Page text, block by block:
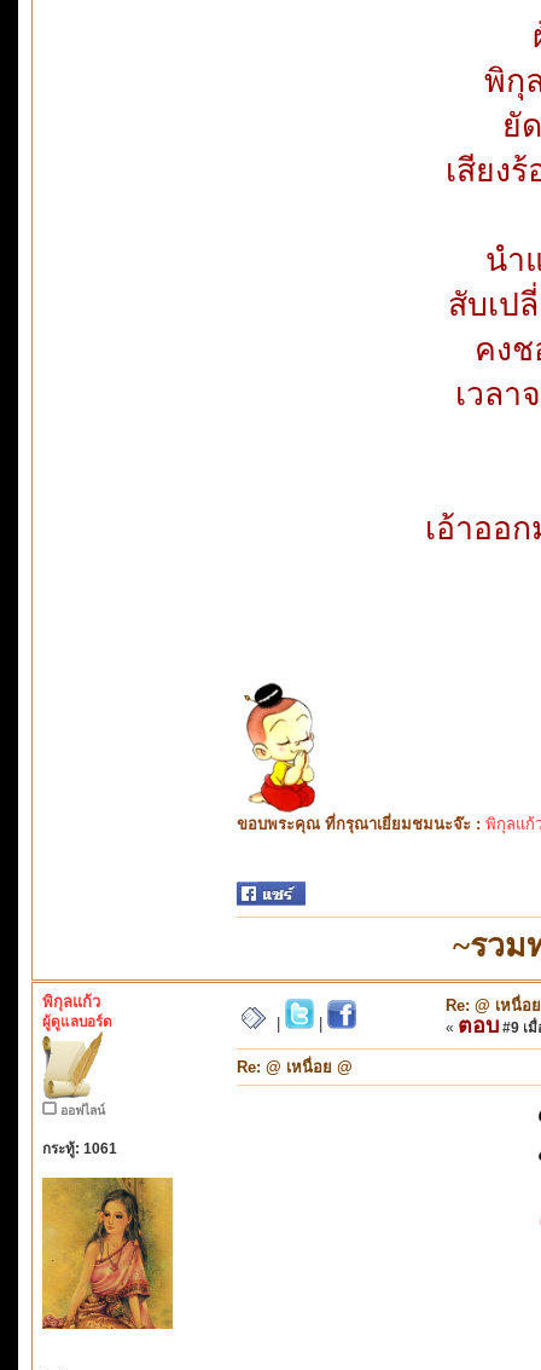
พิกุ
ยั
เสียง
นำ
สับเป
คงช
เวลา
เอ้าออ
ขอบพระคุณ ที่กรุณาเยี่ยมชมนะจ๊ะ : พิกุลแก้
~รวม
พิกุลแก้ว
ผู้ดูแลบอร์ด
ออฟไลน์
กระทู้: 1061
Re: @ เหนื่อ
« ตอบ #9 เมื่
Re: @ เหนื่อย @